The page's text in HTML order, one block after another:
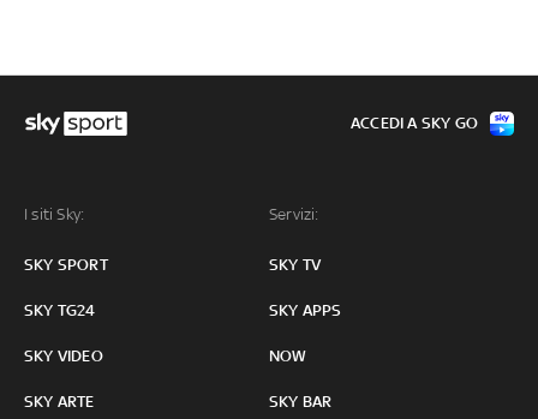
I siti Sky:
SKY SPORT
SKY TG24
SKY VIDEO
SKY ARTE
Servizi:
SKY TV
SKY APPS
NOW
SKY BAR
ACCEDI A SKY GO